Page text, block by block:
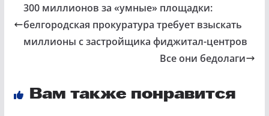
300 миллионов за «умные» площадки:
белгородская прокуратура требует взыскать
миллионы с застройщика фиджитал-центров
Все они бедолаги
Вам также понравится